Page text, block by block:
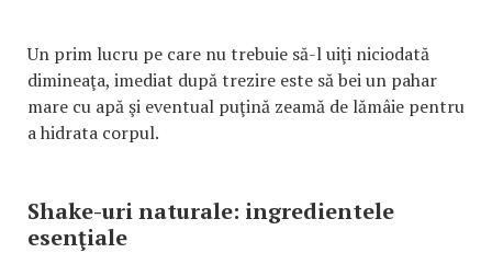
Un prim lucru pe care nu trebuie să-l uiţi niciodată
dimineaţa, imediat după trezire este să bei un pahar
mare cu apă şi eventual puţină zeamă de lămâie pentru
a hidrata corpul.
Shake-uri naturale: ingredientele
esenţiale